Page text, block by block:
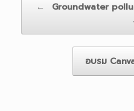
←
Groundwater
อบรม